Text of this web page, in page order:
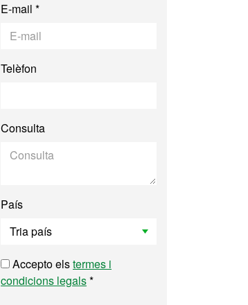
E-mail *
Telèfon
Consulta
País
Accepto elstermes i
condicions legals*